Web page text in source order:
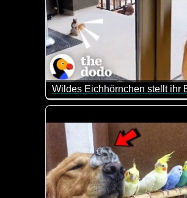
Diese Freundschaft zwischen